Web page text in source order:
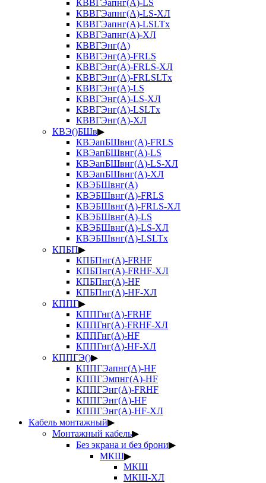
КВВГЭапнг(А)-LS
КВВГЭапнг(А)-LS-ХЛ
КВВГЭапнг(А)-LSLTx
КВВГЭапнг(А)-ХЛ
КВВГЭнг(А)
КВВГЭнг(А)-FRLS
КВВГЭнг(А)-FRLS-ХЛ
КВВГЭнг(А)-FRLSLTx
КВВГЭнг(А)-LS
КВВГЭнг(А)-LS-ХЛ
КВВГЭнг(А)-LSLTx
КВВГЭнг(А)-ХЛ
КВЭ()БШв▶
КВЭапБШвнг(А)-FRLS
КВЭапБШвнг(А)-LS
КВЭапБШвнг(А)-LS-ХЛ
КВЭапБШвнг(А)-ХЛ
КВЭБШвнг(А)
КВЭБШвнг(А)-FRLS
КВЭБШвнг(А)-FRLS-ХЛ
КВЭБШвнг(А)-LS
КВЭБШвнг(А)-LS-ХЛ
КВЭБШвнг(А)-LSLTx
КПБП▶
КПБПнг(А)-FRHF
КПБПнг(А)-FRHF-ХЛ
КПБПнг(А)-HF
КПБПнг(А)-HF-ХЛ
КППГ▶
КППГнг(А)-FRHF
КППГнг(А)-FRHF-ХЛ
КППГнг(А)-HF
КППГнг(А)-HF-ХЛ
КППГЭ()▶
КППГЭапнг(А)-HF
КППГЭмпнг(А)-HF
КППГЭнг(А)-FRHF
КППГЭнг(А)-HF
КППГЭнг(А)-HF-ХЛ
Кабель монтажный▶
Монтажный кабель▶
Без экрана и без брони▶
МКШ▶
МКШ
МКШ-ХЛ